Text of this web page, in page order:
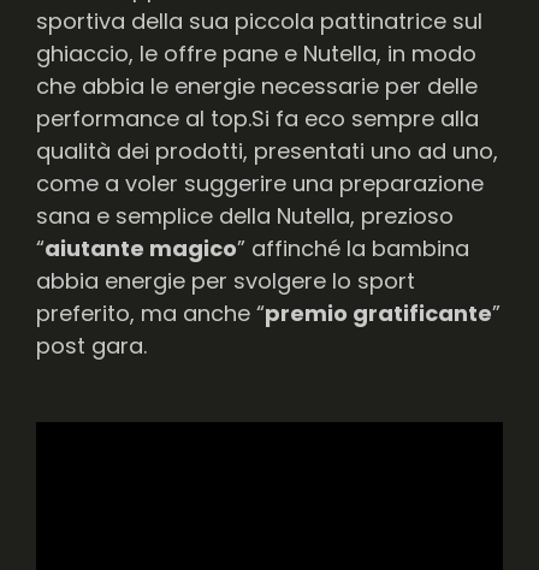
sportiva della sua piccola pattinatrice sul
ghiaccio, le offre pane e Nutella, in modo
che abbia le energie necessarie per delle
performance al top.Si fa eco sempre alla
qualità dei prodotti, presentati uno ad uno,
come a voler suggerire una preparazione
sana e semplice della Nutella, prezioso
“aiutante magico” affinché la bambina
abbia energie per svolgere lo sport
preferito, ma anche “premio gratificante”
post gara.